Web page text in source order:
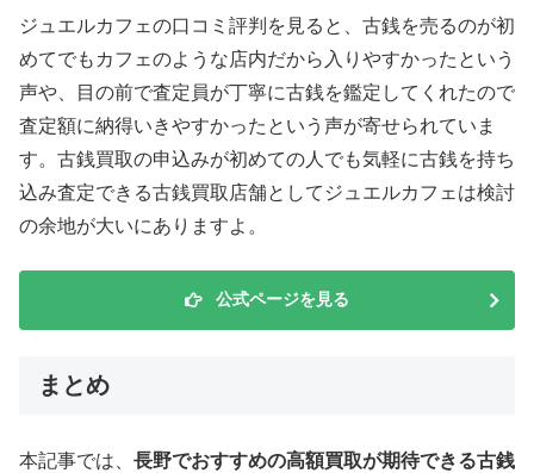
ジュエルカフェの口コミ評判を見ると、古銭を売るのが初
めてでもカフェのような店内だから入りやすかったという
声や、目の前で査定員が丁寧に古銭を鑑定してくれたので
査定額に納得いきやすかったという声が寄せられていま
す。古銭買取の申込みが初めての人でも気軽に古銭を持ち
込み査定できる古銭買取店舗としてジュエルカフェは検討
の余地が大いにありますよ。
公式ページを見る
まとめ
本記事では、 長野でおすすめの高額買取が期待できる古銭